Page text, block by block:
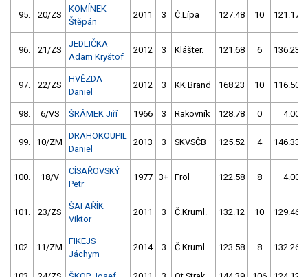
95. 20/ZS
KOMÍNEK
Štěpán
2011 3 Č.Lípa 127.48 10 121.17
96. 21/ZS
JEDLIČKA
Adam Kryštof
2012 3 Klášter. 121.68 6 136.23
97. 22/ZS
HVĚZDA
Daniel
2012 3 KK Brand 168.23 10 116.50
98. 6/VS ŠRÁMEK Jiří 1966 3 Rakovník 128.78 0 4.00
99. 10/ZM
DRAHOKOUPIL
Daniel
2013 3 SKVSČB 125.52 4 146.33
100. 18/V
CÍSAŘOVSKÝ
Petr
1977 3+ Frol 122.58 8 4.00
101. 23/ZS
ŠAFAŘÍK
Viktor
2011 3 Č.Kruml. 132.12 10 129.46
102. 11/ZM
FIKEJS
Jáchym
2014 3 Č.Kruml. 123.58 8 132.26